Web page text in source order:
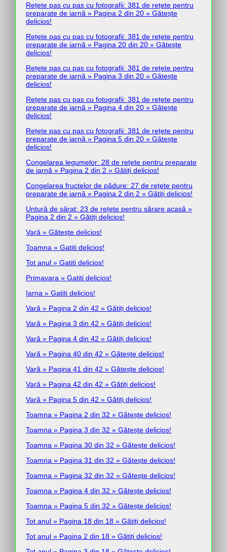
Rețete pas cu pas cu fotografii: 381 de rețete pentru
preparate de iarnă » Pagina 2 din 20 » Gătește
delicios!
Rețete pas cu pas cu fotografii: 381 de rețete pentru
preparate de iarnă » Pagina 20 din 20 » Gătește
delicios!
Rețete pas cu pas cu fotografii: 381 de rețete pentru
preparate de iarnă » Pagina 3 din 20 » Gătește
delicios!
Rețete pas cu pas cu fotografii: 381 de rețete pentru
preparate de iarnă » Pagina 4 din 20 » Gătește
delicios!
Rețete pas cu pas cu fotografii: 381 de rețete pentru
preparate de iarnă » Pagina 5 din 20 » Gătește
delicios!
Congelarea legumelor: 28 de rețete pentru preparate
de iarnă » Pagina 2 din 2 » Gătiți delicios!
Congelarea fructelor de pădure: 27 de rețete pentru
preparate de iarnă » Pagina 2 din 2 » Gătiți delicios!
Untură de sărat: 23 de rețete pentru sărare acasă »
Pagina 2 din 2 » Gătiți delicios!
Vară » Gătește delicios!
Toamna » Gatiti delicios!
Tot anul » Gatiti delicios!
Primavara » Gatiti delicios!
Iarna » Gatiti delicios!
Vară » Pagina 2 din 42 » Gătiți delicios!
Vară » Pagina 3 din 42 » Gătiți delicios!
Vară » Pagina 4 din 42 » Gătiți delicios!
Vară » Pagina 40 din 42 » Gătește delicios!
Vară » Pagina 41 din 42 » Gătește delicios!
Vară » Pagina 42 din 42 » Gătiți delicios!
Vară » Pagina 5 din 42 » Gătiți delicios!
Toamna » Pagina 2 din 32 » Gătește delicios!
Toamna » Pagina 3 din 32 » Gătește delicios!
Toamna » Pagina 30 din 32 » Gătește delicios!
Toamna » Pagina 31 din 32 » Gătește delicios!
Toamna » Pagina 32 din 32 » Gătește delicios!
Toamna » Pagina 4 din 32 » Gătește delicios!
Toamna » Pagina 5 din 32 » Gătește delicios!
Tot anul » Pagina 18 din 18 » Gătiți delicios!
Tot anul » Pagina 2 din 18 » Gătiți delicios!